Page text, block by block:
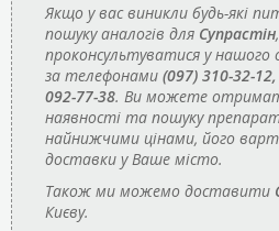
Якщо у вас виникли будь-які
пошуку аналогів для Супрастін
проконсультуватися у нашого
за телефонами (097) 310-32-
092-77-38. Ви можете
наявності та пошуку
найнижчими цінами, його
доставки у Ваше місто.
Також ми можемо доставити
Києву.